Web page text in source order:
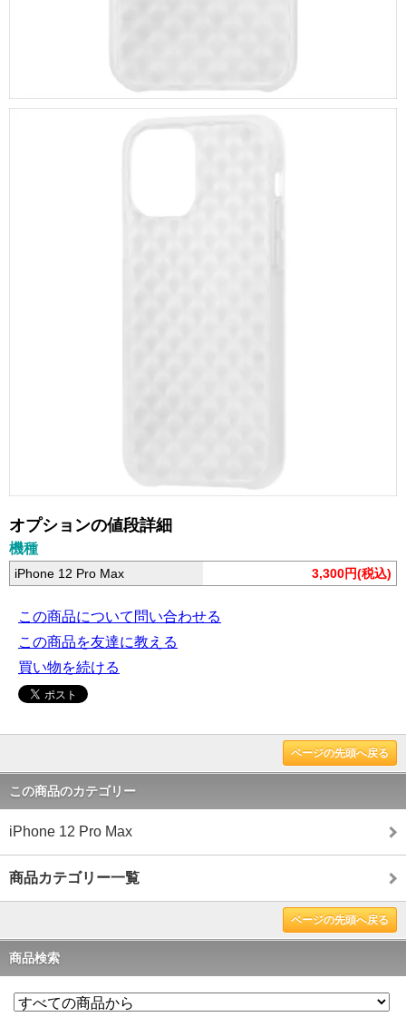
オプションの値段詳細
機種
iPhone 12 Pro Max 3,300円(税込)
この商品について問い合わせる
この商品を友達に教える
買い物を続ける
ページの先頭へ戻る
この商品のカテゴリー
iPhone 12 Pro Max
商品カテゴリー一覧
ページの先頭へ戻る
商品検索